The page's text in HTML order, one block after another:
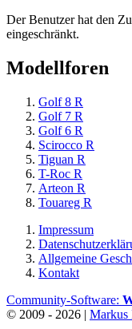
Der Benutzer hat den
eingeschränkt.
Modellforen
Golf 8 R
Golf 7 R
Golf 6 R
Scirocco R
Tiguan R
T-Roc R
Arteon R
Touareg R
Impressum
Allgemeine
Kontakt
Community-Software:
© 2009 - 2026 |